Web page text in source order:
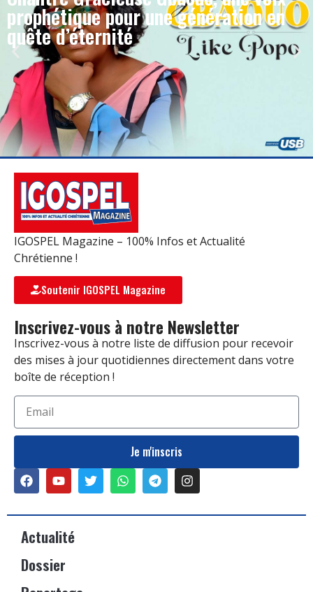
prophétique pour une génération en
quête d’éternité
IGOSPEL Magazine – 100% Infos et Actualité
Chrétienne !
Soutenir IGOSPEL Magazine
Inscrivez-vous à notre Newsletter
Inscrivez-vous à notre liste de diffusion pour recevoir
des mises à jour quotidiennes directement dans votre
boîte de réception !
Je m'inscris
Actualité
Dossier